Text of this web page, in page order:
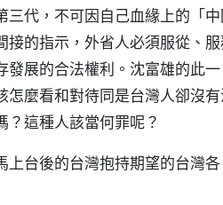
代，不可因自己血緣上的「
的指示，外省人必須服從、
展的合法權利。沈富雄的此
麼看和對待同是台灣人卻沒
這種人該當何罪呢？
台後的台灣抱持期望的台灣